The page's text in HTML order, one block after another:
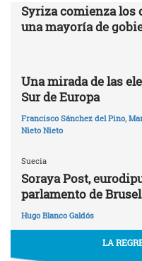
Syriza comienza los
una mayoría de
Una mirada de las
Sur de Europa
Francisco Sánchez del Pino,
Nieto Nieto
Suecia
Soraya Post,
parlamento de
Hugo Blanco Galdós
LA